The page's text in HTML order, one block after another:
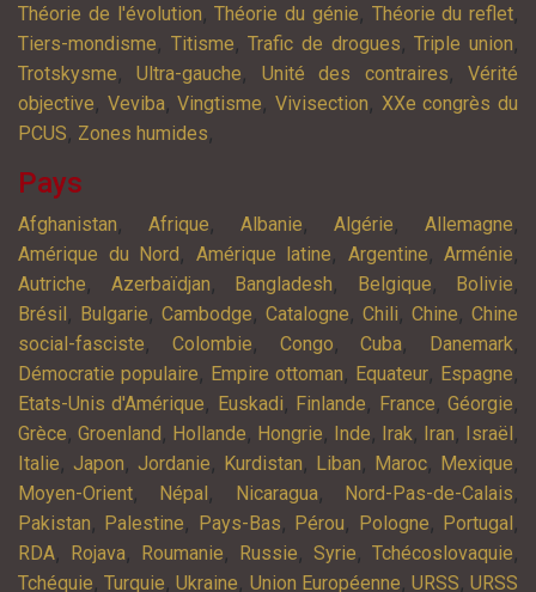
Théorie de l'évolution,Théorie du génie, Théorie du reflet,
Tiers-mondisme, Titisme,Trafic de drogues,Triple union,
Trotskysme,Ultra-gauche, Unité des contraires,Vérité
objective, Veviba,Vingtisme,Vivisection, XXe congrès du
PCUS, Zones humides,
Pays
Afghanistan, Afrique, Albanie, Algérie, Allemagne,
Amérique du Nord , Amérique latine, Argentine, Arménie,
Autriche, Azerbaïdjan, Bangladesh, Belgique, Bolivie,
Brésil , Bulgarie, Cambodge, Catalogne, Chili, Chine, Chine
social-fasciste, Colombie, Congo,Cuba, Danemark,
Démocratie populaire, Empire ottoman, Equateur, Espagne,
Etats-Unis d'Amérique, Euskadi, Finlande, France,Géorgie,
Grèce, Groenland , Hollande, Hongrie, Inde, Irak, Iran, Israël ,
Italie, Japon, Jordanie, Kurdistan, Liban, Maroc, Mexique,
Moyen-Orient, Népal , Nicaragua, Nord-Pas-de-Calais,
Pakistan, Palestine, Pays-Bas, Pérou, Pologne, Portugal ,
RDA, Rojava, Roumanie, Russie, Syrie, Tchécoslovaquie,
Tchéquie,Turquie,Ukraine, Union Européenne, URSS,URSS